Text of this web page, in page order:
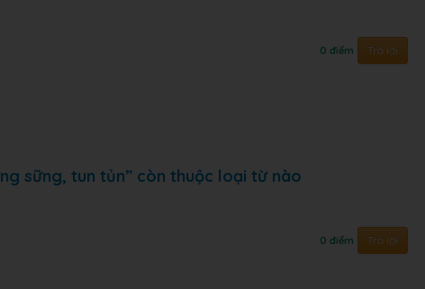
0 điểm Trả lời
sững, tun tủn” còn thuộc loại từ nào
0 điểm Trả lời